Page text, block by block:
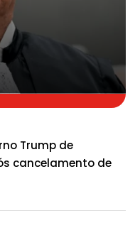
Trump de
cancelamento de